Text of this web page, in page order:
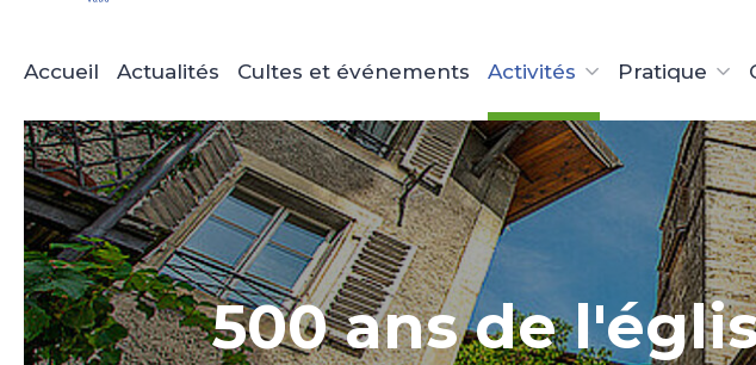
Accueil Actualités Cultes et événements Activités Pratique
500 ans de